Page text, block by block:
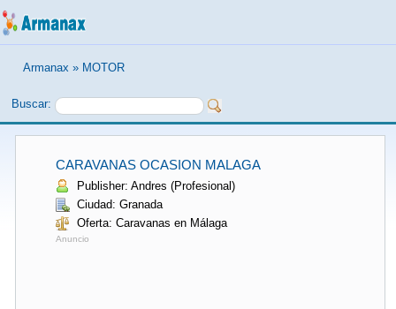
Armanax » MOTOR
Buscar:
CARAVANAS OCASION MALAGA
Publisher: Andres (Profesional)
Ciudad: Granada
Oferta: Caravanas en Málaga
Anuncio